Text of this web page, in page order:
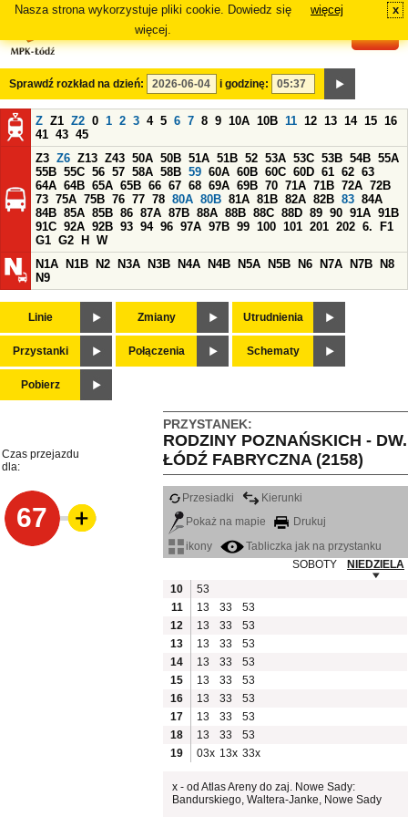
Nasza strona wykorzystuje pliki cookie. Dowiedz się
więcej.
więcej x
Sprawdź rozkład na dzień: i godzinę:
Z Z1 Z2 0 1 2 3 4 5 6 7 8 9 10A 10B 11 12 13 14 15 16
41 43 45
Z3 Z6 Z13 Z43 50A 50B 51A 51B 52 53A 53C 53B 54B 55A
55B 55C 56 57 58A 58B 59 60A 60B 60C 60D 61 62 63
64A 64B 65A 65B 66 67 68 69A 69B 70 71A 71B 72A 72B
73 75A 75B 76 77 78 80A 80B 81A 81B 82A 82B 83 84A
84B 85A 85B 86 87A 87B 88A 88B 88C 88D 89 90 91A 91B
91C 92A 92B 93 94 96 97A 97B 99 100 101 201 202 6.
F1
G1 G2 H
W
N1A
N1B N2 N3A N3B N4A N4B N5A N5B N6 N7A N7B
N8
N9
Linie Zmiany Utrudnienia
Przystanki Połączenia Schematy
Pobierz
PRZYSTANEK:
RODZINY POZNAŃSKICH - DW.
ŁÓDŹ FABRYCZNA (2158)
Czas przejazdu
dla:
67
Przesiadki
Kierunki
Pokaż na mapie
Drukuj
ikony
Tabliczka jak na przystanku
SOBOTY
NIEDZIELA
10
53
11
13 33
53
12
13 33
53
13
13 33
53
14
13 33
53
15
13 33
53
16
13 33
53
17
13 33
53
18
13 33
53
19
03x 13x 33x
x - od Atlas Areny do zaj. Nowe Sady:
Bandurskiego, Waltera-Janke, Nowe Sady